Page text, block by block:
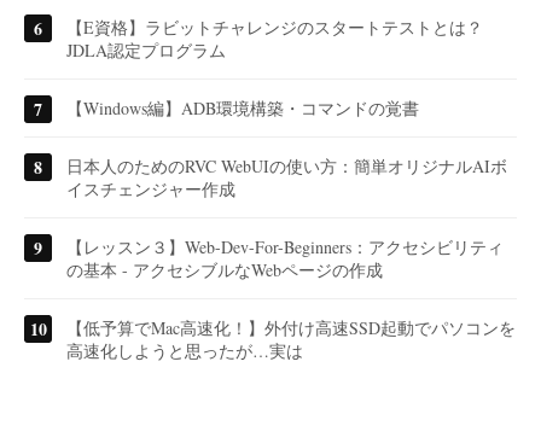
【E資格】ラビットチャレンジのスタートテストとは？
JDLA認定プログラム
【Windows編】ADB環境構築・コマンドの覚書
日本人のためのRVC WebUIの使い方：簡単オリジナルAIボ
イスチェンジャー作成
【レッスン３】Web-Dev-For-Beginners：アクセシビリティ
の基本 - アクセシブルなWebページの作成
【低予算でMac高速化！】外付け高速SSD起動でパソコンを
高速化しようと思ったが…実は